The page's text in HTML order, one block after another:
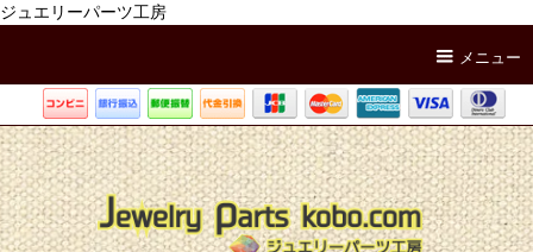
ジュエリーパーツ工房
メニュー